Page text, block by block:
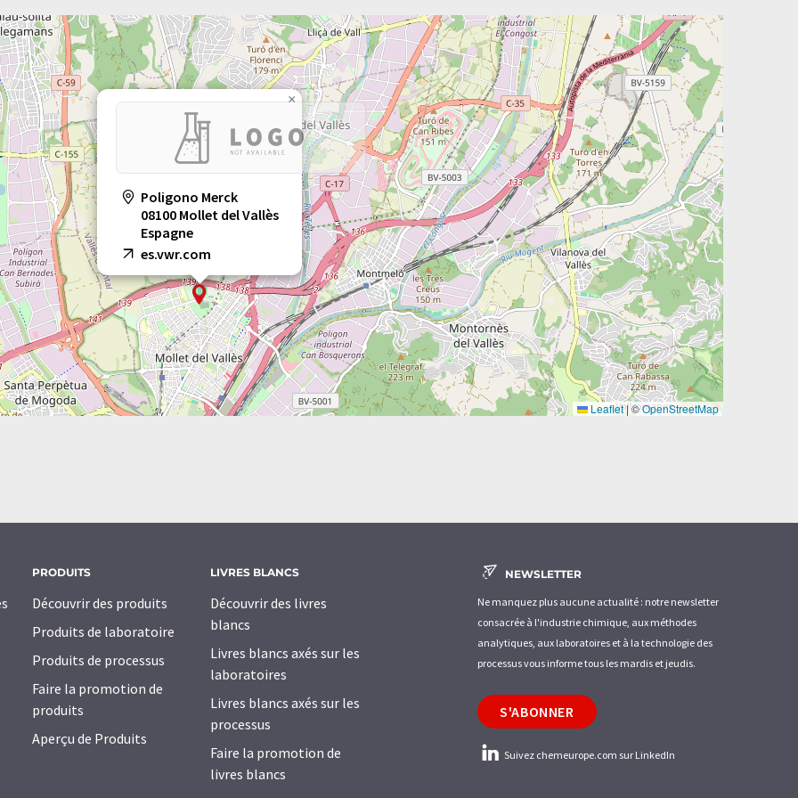
Poligono Merck
08100 Mollet del Vallès
Espagne
es.vwr.com
×
Leaflet |©OpenStreetMap
PRODUITS
Découvrir des produits
Produits de laboratoire
Produits de processus
Faire la promotion de
produits
Aperçu de Produits
LIVRES BLANCS
Découvrir des livres
blancs
Livres blancs axés sur les
laboratoires
Livres blancs axés sur les
processus
Faire la promotion de
livres blancs
NEWSLETTER
Ne manquez plus aucune actualité : notre newsletter
consacrée à l'industrie chimique, aux méthodes
analytiques, aux laboratoires et à la technologie des
processus vous informe tous les mardis et jeudis.
S'ABONNER
Suivez chemeurope.com sur LinkedIn